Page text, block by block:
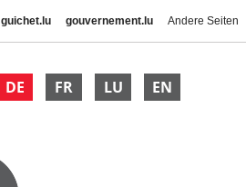
guichet.lu gouvernement.lu Andere Seiten
DE FR LU EN